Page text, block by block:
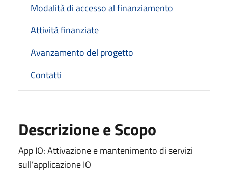
Modalità di accesso al finanziamento
Attività finanziate
Avanzamento del progetto
Contatti
Descrizione e Scopo
App IO: Attivazione e mantenimento di servizi
sull’applicazione IO